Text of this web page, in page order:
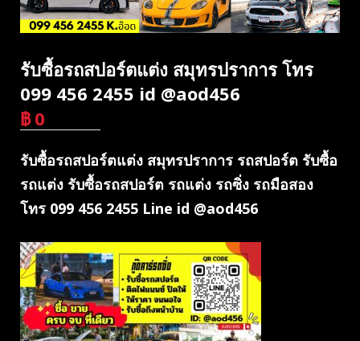
รับซื้อรถสปอร์ตแต่ง สมุทรปราการ โทร
099 456 2455 id @aod456
฿ 0
รับซื้อรถสปอร์ตแต่ง สมุทรปราการ รถสปอร์ต รับซื้อ
รถแต่ง รับซื้อรถสปอร์ต รถแต่ง รถซิ่ง รถมือสอง
โทร 099 456 2455 Line id @aod456